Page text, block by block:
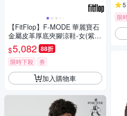
【FitFlop】F-MODE 華麗寶石
金屬皮革厚底夾腳涼鞋-女(紫紅
色)
$5,082 88折
限時下殺 券
加入購物車
5
限